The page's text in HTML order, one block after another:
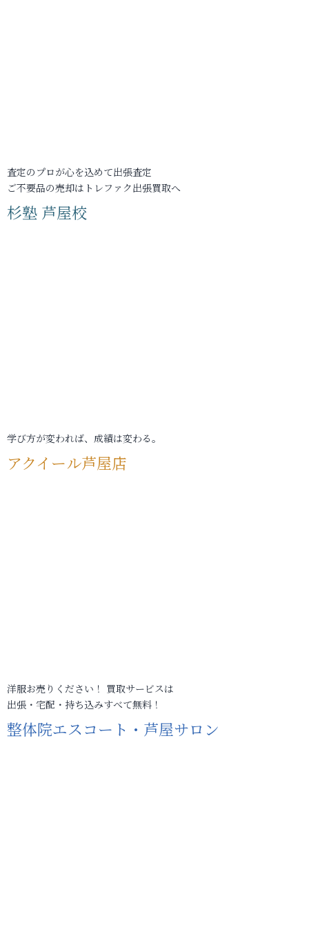
査定のプロが心を込めて出張査定
ご不要品の売却はトレファク出張買取へ
杉塾 芦屋校
学び方が変われば、成績は変わる。
アクイール芦屋店
洋服お売りください！ 買取サービスは
出張・宅配・持ち込みすべて無料！
整体院エスコート・芦屋サロン